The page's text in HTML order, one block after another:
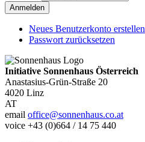
Neues Benutzerkonto erstellen
Passwort zurücksetzen
Initiative Sonnenhaus Österreich
Anastasius-Grün-Straße 20
4020 Linz
AT
email office@sonnenhaus.co.at
voice +43 (0)664 / 14 75 440